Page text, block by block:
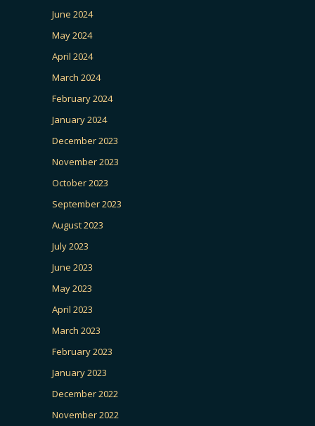
June 2024
May 2024
April 2024
March 2024
February 2024
January 2024
December 2023
November 2023
October 2023
September 2023
August 2023
July 2023
June 2023
May 2023
April 2023
March 2023
February 2023
January 2023
December 2022
November 2022